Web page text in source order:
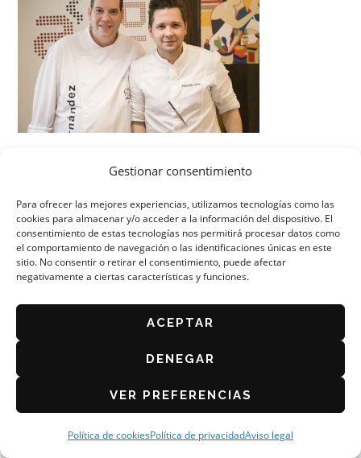
Gestionar consentimiento
Para ofrecer las mejores experiencias, utilizamos tecnologías como las
cookies para almacenar y/o acceder a la información del dispositivo. El
consentimiento de estas tecnologías nos permitirá procesar datos como
el comportamiento de navegación o las identificaciones únicas en este
sitio. No consentir o retirar el consentimiento, puede afectar
negativamente a ciertas características y funciones.
ACEPTAR
DENEGAR
VER PREFERENCIAS
Política de cookiesPolítica de privacidadAviso legal
ORGANIZA: ASOCIACIÓN DE CAFÉS Y BARES DE
ZARAGOZA
AVISO LEGAL
POLÍTICA DE PRIVACIDAD
POLÍTICA DE COOKIES (UE)